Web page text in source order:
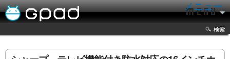
メニュー
検索